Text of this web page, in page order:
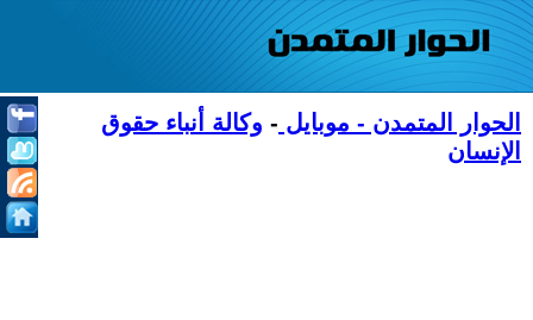
الحوار المتمدن - موبايل - وكالة أنباء حقوق
الإنسان